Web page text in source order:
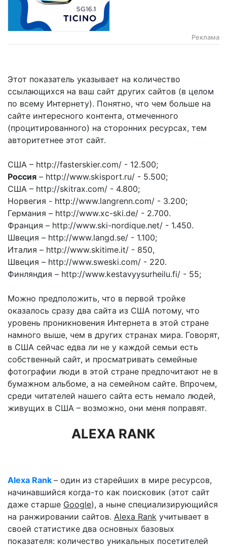
Реклама
Этот показатель указывает на количество
ссылающихся на ваш сайт других сайтов (в целом
по всему Интернету). Понятно, что чем больше на
сайте интересного контента, отмеченного
(процитированного) на сторонних ресурсах, тем
авторитетнее этот сайт.
США – http://fasterskier.com/ - 12.500;
Россия – http://www.skisport.ru/ - 5.500;
США – http://skitrax.com/ - 4.800;
Норвегия - http://www.langrenn.com/ - 3.200;
Германия – http://www.xc-ski.de/ - 2.700.
Франция – http://www.ski-nordique.net/ - 1.450.
Швеция – http://www.langd.se/ - 1.100;
Италия – http://www.skitime.it/ - 850,
Швеция – http://www.sweski.com/ - 220.
Финляндия – http://www.kestavyysurheilu.fi/ - 55;
Можно предположить, что в первой тройке
оказалось сразу два сайта из США потому, что
уровень проникновения Интернета в этой стране
намного выше, чем в других странах мира. Говорят,
в США сейчас едва ли не у каждой семьи есть
собственный сайт, и просматривать семейные
фотографии люди в этой стране предпочитают не в
бумажном альбоме, а на семейном сайте. Впрочем,
среди читателей нашего сайта есть немало людей,
живущих в США – возможно, они меня поправят.
ALEXA RANK
Alexa Rank – один из старейших в мире ресурсов,
начинавшийся когда-то как поисковик (этот сайт
даже старше Google), а ныне специализирующийся
на ранжировании сайтов. Alexa Rank учитывает в
своей статистике два основных базовых
показателя: количество уникальных посетителей